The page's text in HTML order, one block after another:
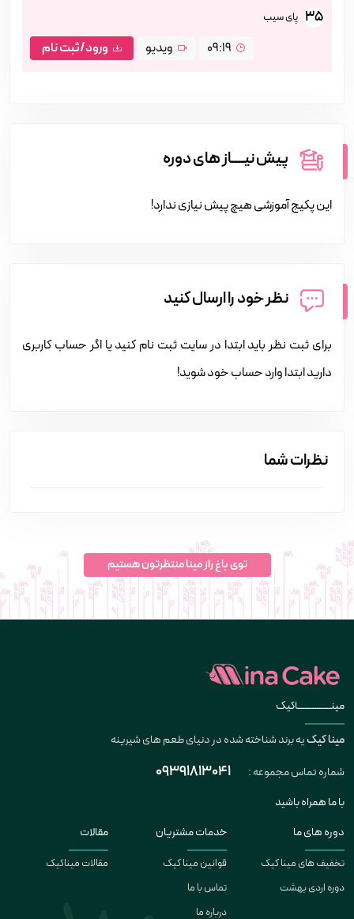
35 پای سیب
09:19 ویدیو ورود/ثبت نام
پیش نیــــاز های دوره
این پکیج آموزشی هیچ پیش نیازی ندارد!
نظر خود را ارسال کنید
برای ثبت نظر باید ابتدا در سایت ثبت نام کنید یا اگر حساب کاربری
دارید ابتدا وارد حساب خود شوید!
نظرات شما
توی باغ راز مینا منتظرتون هستیم
مینــــــــــــــاکیک
مینا کیکیه برند شناخته شده در دنیای طعم های شیرینه
شماره تماس مجموعه :
09391813041
با ما همراه باشید
دوره های ما
تخفیف های مینا کیک
دوره اردی بهشت
خدمات مشتریان
قوانین مینا کیک
تماس با ما
درباره ما
مقالات
مقالات میناکیک